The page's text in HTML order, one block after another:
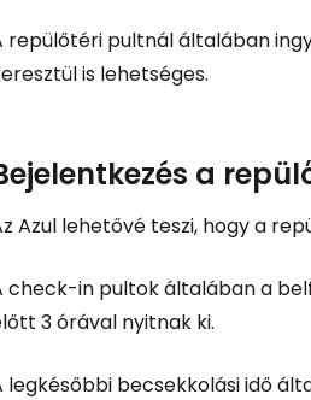
repülőtéri pultnál általában
is lehetséges.
a
Azul lehetővé teszi, hogy a
check-in pultok általában a
3 órával nyitnak ki.
legkésőbbi becsekkolási idő